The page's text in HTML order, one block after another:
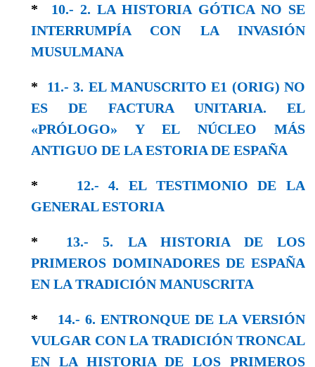
* 10.- 2. LA HISTORIA GÓTICA NO SE
INTERRUMPÍA CON LA INVASIÓN
MUSULMANA
* 11.- 3. EL MANUSCRITO E1 (ORIG) NO
ES DE FACTURA UNITARIA. EL
«PRÓLOGO» Y EL NÚCLEO MÁS
ANTIGUO DE LA ESTORIA DE ESPAÑA
* 12.- 4. EL TESTIMONIO DE LA
GENERAL ESTORIA
* 13.- 5. LA HISTORIA DE LOS
PRIMEROS DOMINADORES DE ESPAÑA
EN LA TRADICIÓN MANUSCRITA
* 14.- 6. ENTRONQUE DE LA VERSIÓN
VULGAR CON LA TRADICIÓN TRONCAL
EN LA HISTORIA DE LOS PRIMEROS